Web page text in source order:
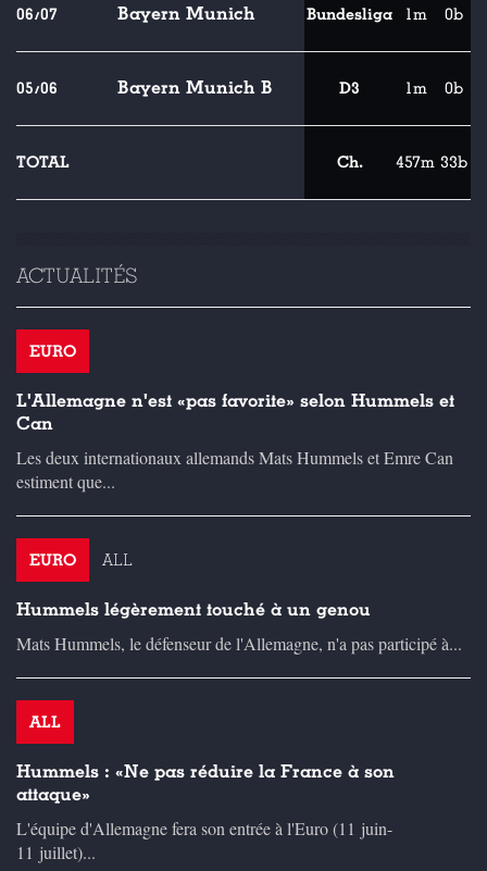
06/07 Bayern Munich Bundesliga 1m 0b
05/06 Bayern Munich B D3 1m 0b
TOTAL Ch. 457m 33b
ACTUALITÉS
EURO
L'Allemagne n'est «pas favorite» selon Hummels et
Can
Les deux internationaux allemands Mats Hummels et Emre Can
estiment que...
EURO ALL
Hummels légèrement touché à un genou
Mats Hummels, le défenseur de l'Allemagne, n'a pas participé à...
ALL
Hummels : «Ne pas réduire la France à son
attaque»
L'équipe d'Allemagne fera son entrée à l'Euro (11 juin-
11 juillet)...